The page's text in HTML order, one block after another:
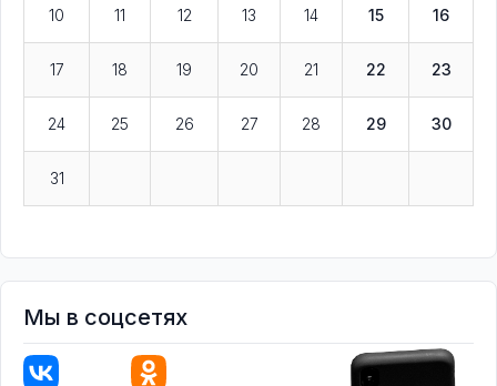
10 11 12 13 14 15 16
17 18 19 20 21 22 23
24 25 26 27 28 29 30
31
Мы в соцсетях